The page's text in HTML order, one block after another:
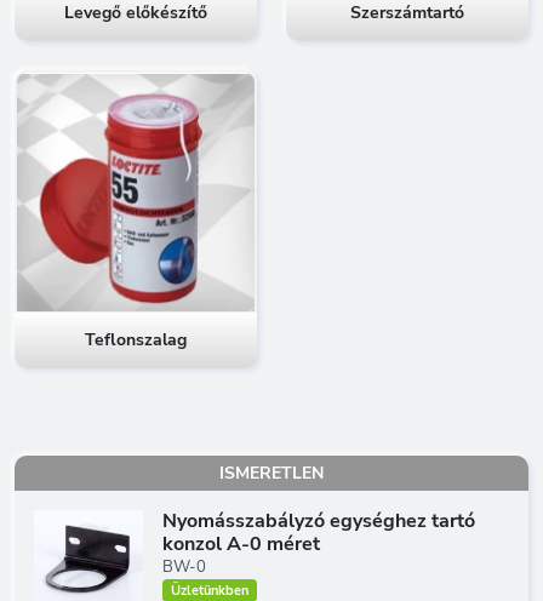
Levegő előkészítő Szerszámtartó
Teflonszalag
ISMERETLEN
Nyomásszabályzó egységhez tartó
konzol A-0 méret
BW-0
Üzletünkben